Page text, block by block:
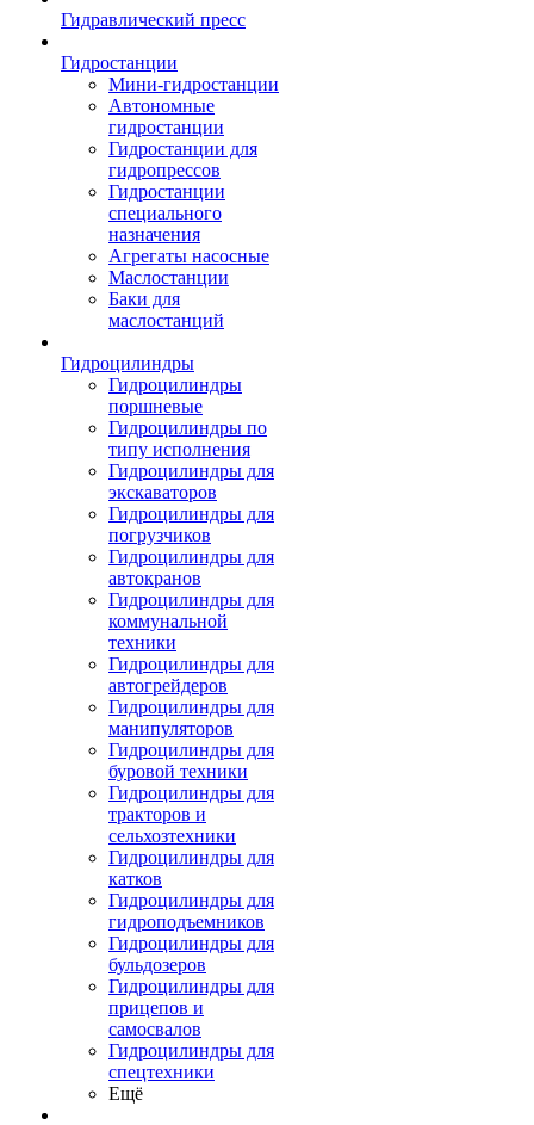
Гидравлический пресс
Гидростанции
Мини-гидростанции
Автономные
гидростанции
Гидростанции для
гидропрессов
Гидростанции
специального
назначения
Агрегаты насосные
Маслостанции
Баки для
маслостанций
Гидроцилиндры
Гидроцилиндры
поршневые
Гидроцилиндры по
типу исполнения
Гидроцилиндры для
экскаваторов
Гидроцилиндры для
погрузчиков
Гидроцилиндры для
автокранов
Гидроцилиндры для
коммунальной
техники
Гидроцилиндры для
автогрейдеров
Гидроцилиндры для
манипуляторов
Гидроцилиндры для
буровой техники
Гидроцилиндры для
тракторов и
сельхозтехники
Гидроцилиндры для
катков
Гидроцилиндры для
гидроподъемников
Гидроцилиндры для
бульдозеров
Гидроцилиндры для
прицепов и
самосвалов
Гидроцилиндры для
спецтехники
Ещё